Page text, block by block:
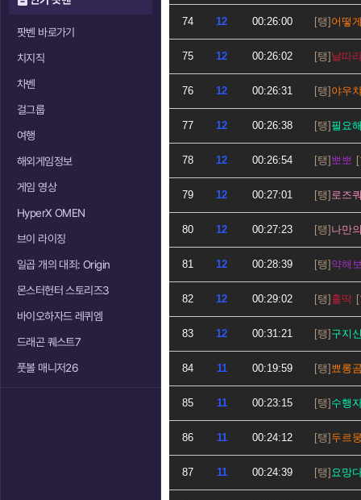
팟벤 바로가기
치지직
차벤
걸그룹
여행
해외게임정보
게임 영상
HyperX OMEN
브이 라이징
일곱 개의 대죄: Origin
몬스터헌터 스토리즈3
바이오하자드 레퀴엠
드래곤 퀘스트7
풋볼 매니저26
74 12 00:26:00 어떻
75 12 00:26:02 날따
76 12 00:26:31 야우
77 12 00:26:38 필요
78 12 00:26:54 뽀뽀
79 12 00:27:01 로즈
80 12 00:27:23 나만
81 12 00:28:39 약해
82 12 00:29:02 홀딱
83 12 00:31:21 구지
84 11 00:19:59 뾰롱
85 11 00:23:15 수행
86 11 00:24:12 두르
87 11 00:24:39 요망